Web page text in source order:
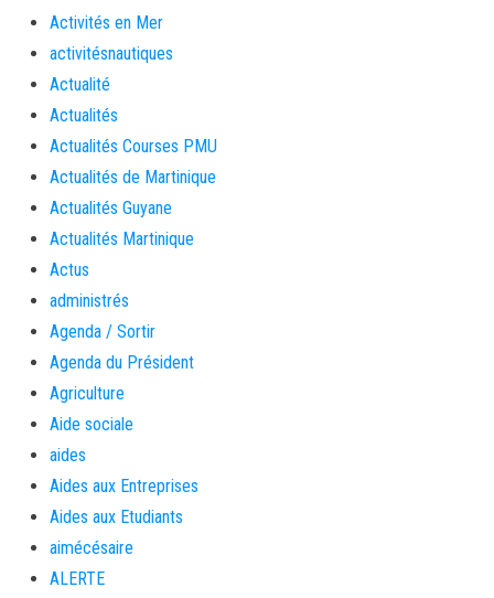
Activités en Mer
activitésnautiques
Actualité
Actualités
Actualités Courses PMU
Actualités de Martinique
Actualités Guyane
Actualités Martinique
Actus
administrés
Agenda / Sortir
Agenda du Président
Agriculture
Aide sociale
aides
Aides aux Entreprises
Aides aux Etudiants
aimécésaire
ALERTE